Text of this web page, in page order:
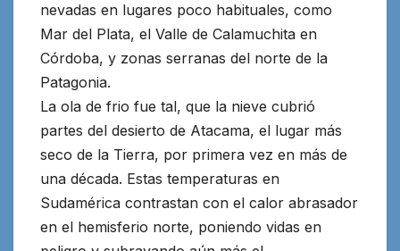
nevadas en lugares poco habituales, como
Mar del Plata, el Valle de Calamuchita en
Córdoba, y zonas serranas del norte de la
Patagonia.
La ola de frio fue tal, que la nieve cubrió
partes del desierto de Atacama, el lugar más
seco de la Tierra, por primera vez en más de
una década. Estas temperaturas en
Sudamérica contrastan con el calor abrasador
en el hemisferio norte, poniendo vidas en